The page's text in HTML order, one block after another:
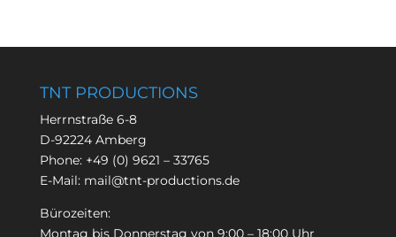
TNT PRODUCTIONS
Herrnstraße 6-8
D-92224 Amberg
Phone: +49 (0) 9621 – 33765
E-Mail: mail@tnt-productions.de
Bürozeiten:
Montag bis Donnerstag von 9:00 – 18:00 Uhr